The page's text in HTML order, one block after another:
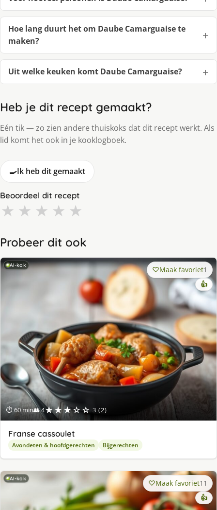
Hoe lang duurt het om Daube Camarguaise te
maken?
Uit welke keuken komt Daube Camarguaise?
Heb je dit recept gemaakt?
Eén tik — zo zien andere thuiskoks dat dit recept werkt. Als
lid komt het ook in je kooklogboek.
🍳Ik heb dit gemaakt
Beoordeel dit recept
★ ★ ★ ★ ★
Probeer dit ook
AI-kok
⏱ 60 min👥 4★★★☆☆ 3 (2)
Maak favoriet1
👍
Franse cassoulet
Avondeten & hoofdgerechten Bijgerechten
AI-kok Maak favoriet11
👍